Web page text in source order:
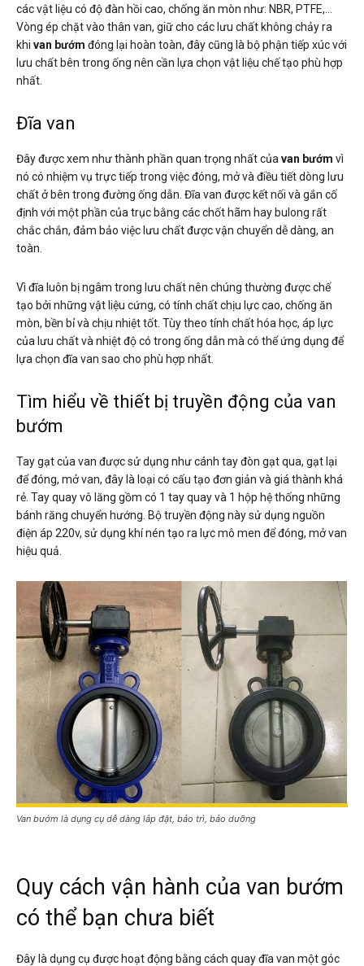
các vật liệu có độ đàn hồi cao, chống ăn mòn như: NBR, PTFE,…
Vòng ép chặt vào thân van, giữ cho các lưu chất không chảy ra
khi van bướm đóng lại hoàn toàn, đây cũng là bộ phận tiếp xúc với
lưu chất bên trong ống nên cần lựa chọn vật liệu chế tạo phù hợp
nhất.
Đĩa van
Đây được xem như thành phần quan trọng nhất của van bướm vì
nó có nhiệm vụ trực tiếp trong việc đóng, mở và điều tiết dòng lưu
chất ở bên trong đường ống dẫn. Đĩa van được kết nối và gắn cố
định với một phần của trục bằng các chốt hãm hay bulong rất
chắc chắn, đảm bảo việc lưu chất được vận chuyển dễ dàng, an
toàn.
Vì đĩa luôn bị ngâm trong lưu chất nên chúng thường được chế
tạo bởi những vật liệu cứng, có tính chất chịu lực cao, chống ăn
mòn, bền bỉ và chịu nhiệt tốt. Tùy theo tính chất hóa học, áp lực
của lưu chất và nhiệt độ có trong ống dẫn mà có thể ứng dụng để
lựa chọn đĩa van sao cho phù hợp nhất.
Tìm hiểu về thiết bị truyền động của van
bướm
Tay gạt của van được sử dụng như cánh tay đòn gạt qua, gạt lại
để đóng, mở van, đây là loại có cấu tạo đơn giản và giá thành khá
rẻ. Tay quay vô lăng gồm có 1 tay quay và 1 hộp hệ thống những
bánh răng chuyển hướng. Bộ truyền động này sử dụng nguồn
điện áp 220v, sử dụng khí nén tạo ra lực mô men để đóng, mở van
hiệu quả.
Van bướm là dụng cụ dễ dàng lắp đặt, bảo trì, bảo dưỡng
Quy cách vận hành của van bướm
có thể bạn chưa biết
Đây là dụng cụ được hoạt động bằng cách quay đĩa van một góc